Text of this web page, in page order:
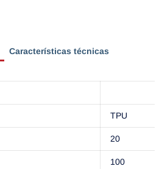
Características técnicas
TPU
20
100